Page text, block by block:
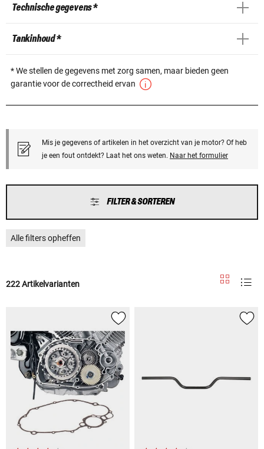
Technische gegevens *
Tankinhoud *
* We stellen de gegevens met zorg samen, maar bieden geen
garantie voor de correctheid ervan
Mis je gegevens of artikelen in het overzicht van je motor? Of heb
je een fout ontdekt? Laat het ons weten. Naar het formulier
FILTER & SORTEREN
Alle filters opheffen
222 Artikelvarianten